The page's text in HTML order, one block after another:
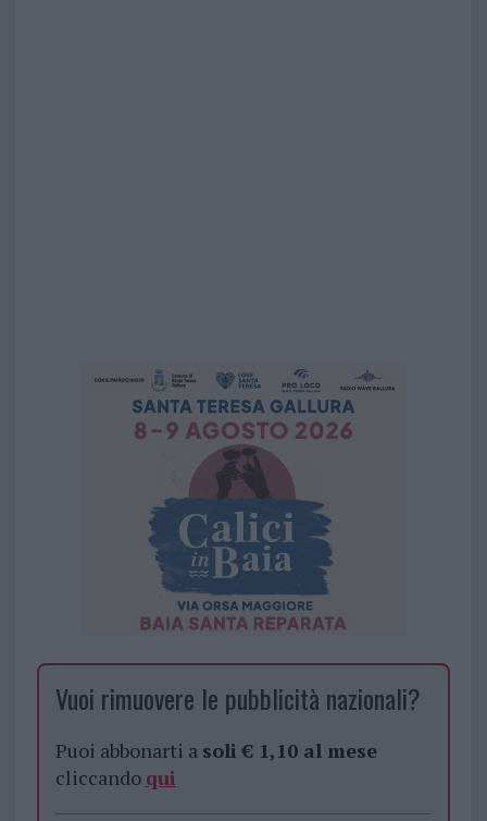
Vuoi rimuovere le pubblicità nazionali?
Puoi abbonarti a soli € 1,10 al mese
cliccando qui